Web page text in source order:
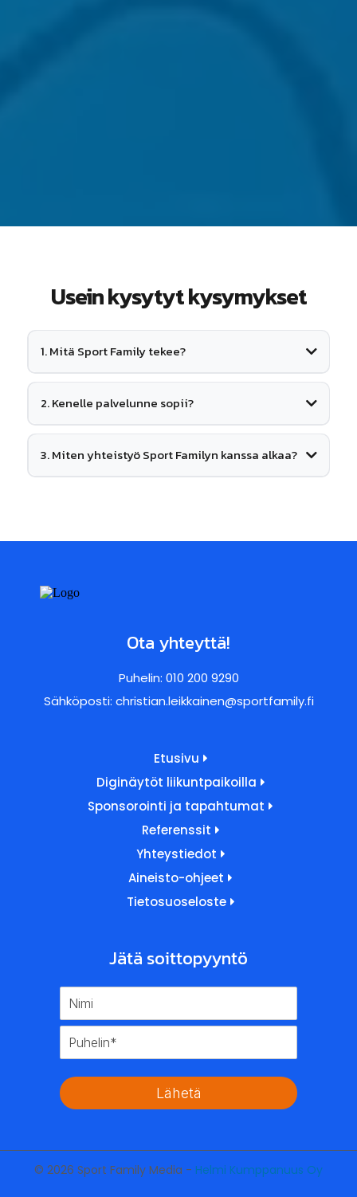
Usein kysytyt kysymykset
1. Mitä Sport Family tekee?
2. Kenelle palvelunne sopii?
3. Miten yhteistyö Sport Familyn kanssa alkaa?
Ota yhteyttä!
Puhelin: 010 200 9290
Sähköposti: christian.leikkainen@sportfamily.fi
Etusivu
Diginäytöt liikuntpaikoilla
Sponsorointi ja tapahtumat
Referenssit
Yhteystiedot
Aineisto-ohjeet
Tietosuoseloste
Jätä soittopyyntö
Lähetä
© 2026 Sport Family Media - Helmi Kumppanuus Oy